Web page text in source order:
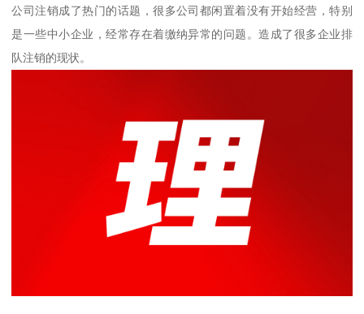
公司注销成了热门的话题，很多公司都闲置着没有开始经营，特别
是一些中小企业，经常存在着缴纳异常的问题。造成了很多企业排
队注销的现状。